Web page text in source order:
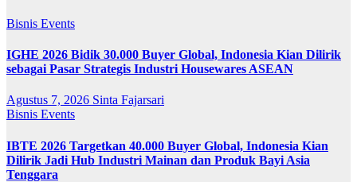
Bisnis Events
IGHE 2026 Bidik 30.000 Buyer Global, Indonesia Kian Dilirik
sebagai Pasar Strategis Industri Housewares ASEAN
Agustus 7, 2026 Sinta Fajarsari
Bisnis Events
IBTE 2026 Targetkan 40.000 Buyer Global, Indonesia Kian
Dilirik Jadi Hub Industri Mainan dan Produk Bayi Asia
Tenggara